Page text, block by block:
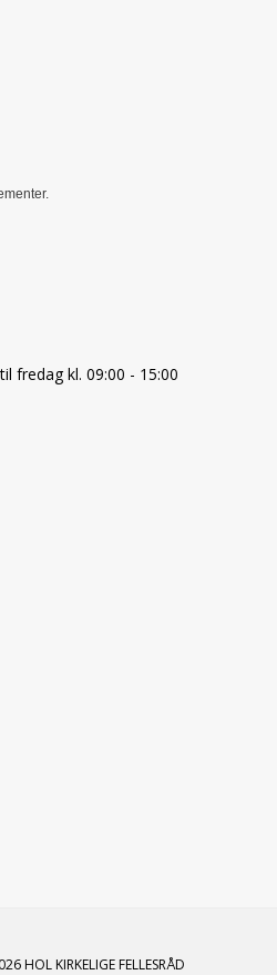
fredag kl. 09:00 - 15:00
HOL KIRKELIGE FELLESRÅD